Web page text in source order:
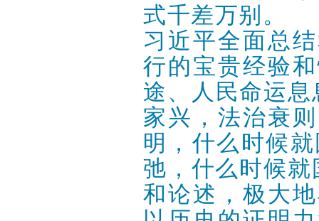
式千差万别。
习近平全面总
行的宝贵经验
途、人民命运
家兴，法治衰
明，什么时候
弛，什么时候
和论述，极大